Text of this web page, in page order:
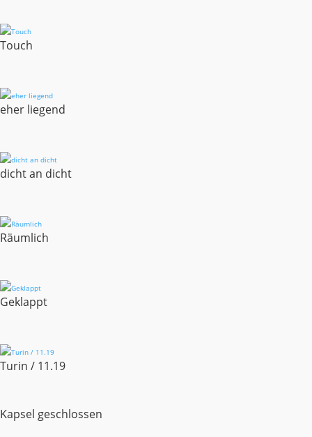
Touch
eher liegend
dicht an dicht
Räumlich
Geklappt
Turin / 11.19
Kapsel geschlossen